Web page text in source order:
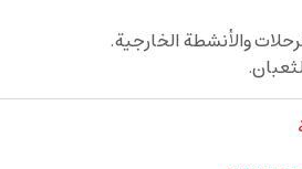
والأنشطة الخارجية.